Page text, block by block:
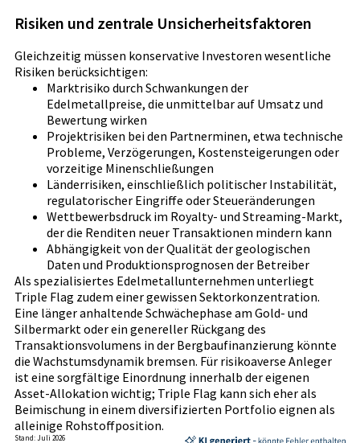
Risiken und zentrale Unsicherheitsfaktoren
Gleichzeitig müssen konservative Investoren wesentliche
Risiken berücksichtigen:
Marktrisiko durch Schwankungen der
Edelmetallpreise, die unmittelbar auf Umsatz und
Bewertung wirken
Projektrisiken bei den Partnerminen, etwa technische
Probleme, Verzögerungen, Kostensteigerungen oder
vorzeitige Minenschließungen
Länderrisiken, einschließlich politischer Instabilität,
regulatorischer Eingriffe oder Steueränderungen
Wettbewerbsdruck im Royalty- und Streaming-Markt,
der die Renditen neuer Transaktionen mindern kann
Abhängigkeit von der Qualität der geologischen
Daten und Produktionsprognosen der Betreiber
Als spezialisiertes Edelmetallunternehmen unterliegt
Triple Flag zudem einer gewissen Sektorkonzentration.
Eine länger anhaltende Schwächephase am Gold- und
Silbermarkt oder ein genereller Rückgang des
Transaktionsvolumens in der Bergbaufinanzierung könnte
die Wachstumsdynamik bremsen. Für risikoaverse Anleger
ist eine sorgfältige Einordnung innerhalb der eigenen
Asset-Allokation wichtig; Triple Flag kann sich eher als
Beimischung in einem diversifizierten Portfolio eignen als
alleinige Rohstoffposition.
Stand: Juli 2026